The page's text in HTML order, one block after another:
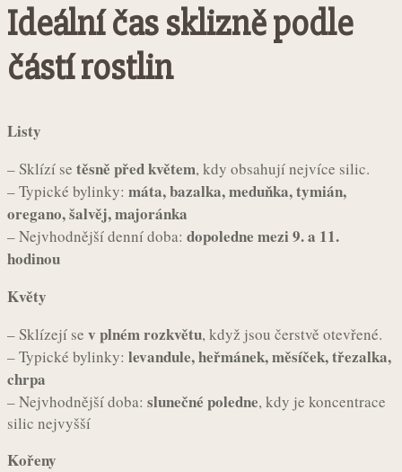
Ideální čas sklizně podle
částí rostlin
Listy
– Sklízí se těsně před květem, kdy obsahují nejvíce silic.
– Typické bylinky: máta, bazalka, meduňka, tymián,
oregano, šalvěj, majoránka
– Nejvhodnější denní doba: dopoledne mezi 9. a 11.
hodinou
Květy
– Sklízejí se v plném rozkvětu, když jsou čerstvě otevřené.
– Typické bylinky: levandule, heřmánek, měsíček, třezalka,
chrpa
– Nejvhodnější doba: slunečné poledne, kdy je koncentrace
silic nejvyšší
Kořeny